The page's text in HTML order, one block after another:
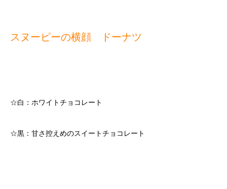
スヌーピーの横顔 ドーナツ
☆白：ホワイトチョコレート
☆黒：甘さ控えめのスイートチョコレート